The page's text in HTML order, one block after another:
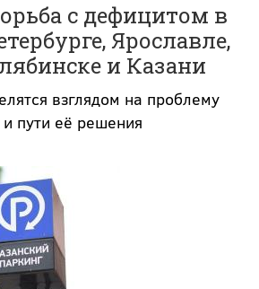
с дефицитом в
Ярославле,
и Казани
взглядом на проблему
пути её решения